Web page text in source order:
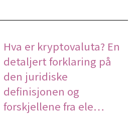
Hva er kryptovaluta? En
detaljert forklaring på
den juridiske
definisjonen og
forskjellene fra ele…